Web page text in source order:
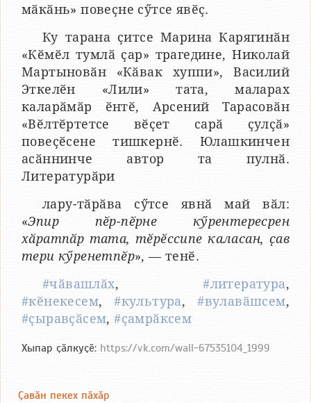
мӑкӑнь» повеҫне сӳтсе явӗҫ.
Ку тарана ҫитсе Марина Карягинӑн
«Кӗмӗл тумлӑ ҫар» трагедине, Николай
Мартыновӑн «Кӑвак хуппи», Василий
Эткелӗн «Лили» тата, маларах
каларӑмӑр ӗнтӗ, Арсений Тарасовӑн
«Вӗлтӗртетсе вӗҫет сарӑ ҫулҫӑ»
повеҫӗсене тишкернӗ. Юлашкинчен
асӑннинче автор та пулнӑ.
Литературӑри
лару-тӑрӑва сӳтсе явнӑ май вӑл:
«Эпир пӗр-пӗрне кӳрентересрен
хӑратпӑр тата, тӗрӗссипе каласан, ҫав
тери кӳренетпӗр», — тенӗ.
#чӑвашлӑх,#литература,
#кӗнекесем,#культура,#вулавӑшсем,
#ҫыравҫӑсем,#ҫамрӑксем
Хыпар ҫӑлкуҫӗ: https://vk.com/wall-67535104_1999
Ҫавӑн пекех пӑхӑр